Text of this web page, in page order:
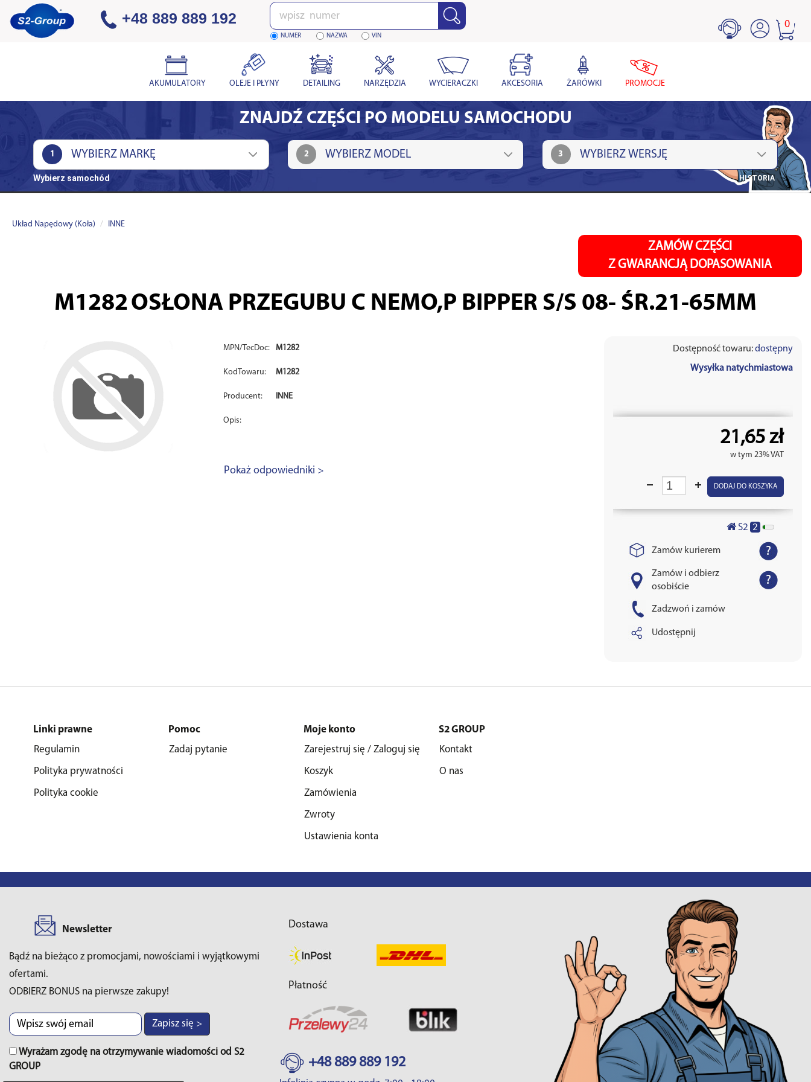
+48 889 889 192 Wpisz
numer
NUMER NAZWA VIN
0
AKUMULATORY OLEJE I PŁYNY DETAILING NARZĘDZIA WYCIERACZKI AKCESORIA ŻARÓWKI PROMOCJE
ZNAJDŹ CZĘŚCI PO MODELU SAMOCHODU
1 2 3
Wybierz samochód HISTORIA
Układ Napędowy (Koła) INNE
ZAMÓW CZĘŚCI
Z GWARANCJĄ DOPASOWANIA
M1282OSŁONA PRZEGUBU C NEMO,P BIPPER S/S 08- ŚR.21-65MM
MPN/TecDoc: M1282
KodTowaru: M1282
Producent: INNE
Opis:
Pokaż odpowiedniki >
Dostępność towaru:dostępny
Wysyłka natychmiastowa
21,65 zł
w tym 23% VAT
DODAJ DO KOSZYKA
S2 2
Zamów kurierem
Zamów i odbierz
osobiście
Zadzwoń i zamów
Udostępnij
Linki prawne
Regulamin
Polityka prywatności
Polityka cookie
Pomoc
Zadaj pytanie
Moje konto
Zarejestruj się / Zaloguj się
Koszyk
Zamówienia
Zwroty
Ustawienia konta
S2 GROUP
Kontakt
O nas
Newsletter
Bądź na bieżąco z promocjami, nowościami i wyjątkowymi
ofertami.
ODBIERZ BONUS na pierwsze zakupy!
Zapisz się >
Wyrażam zgodę na otrzymywanie wiadomości od S2
GROUP
Dostawa
Płatność
+48 889 889 192